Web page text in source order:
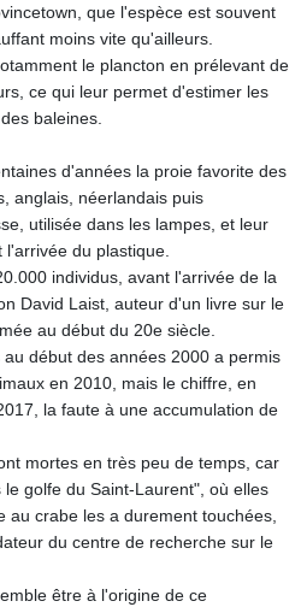
que l'espèce est souvent
moins vite qu'ailleurs.
le plancton en prélevant de
ce qui leur permet d'estimer les
baleines.
d'années la proie favorite des
anglais, néerlandais puis
utilisée dans les lampes, et leur
du plastique.
individus, avant l'arrivée de la
David Laist, auteur d'un livre sur le
au début du 20e siècle.
début des années 2000 a permis
en 2010, mais le chiffre, en
la faute à une accumulation de
mortes en très peu de temps, car
golfe du Saint-Laurent", où elles
au crabe les a durement touchées,
du centre de recherche sur le
être à l'origine de ce